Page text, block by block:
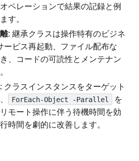
ペレーションで結果の記録と例
す。
: 継承クラスは操作特有のビジネ
ービス再起動、ファイル配布な
、コードの可読性とメンテナン
: クラスインスタンスをターゲット
ForEach-Object -Parallel
を
モート操作に伴う待機時間を効
時間を劇的に改善します。